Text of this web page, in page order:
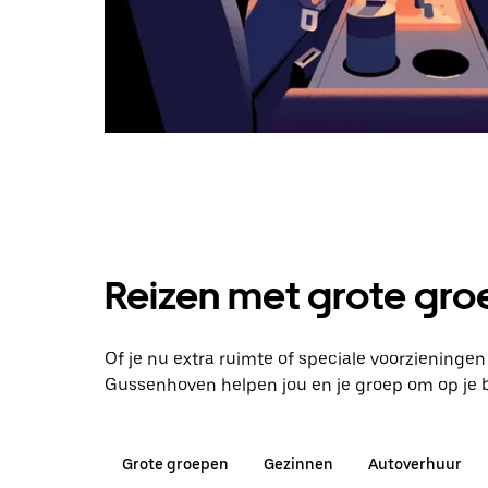
Reizen met grote
Of je nu extra ruimte of speciale
Gussenhoven helpen jou en je groep om op je
Grote groepen Gezinnen Autoverhuur